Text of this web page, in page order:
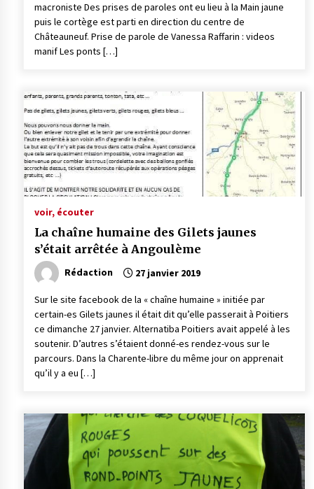
macroniste Des prises de paroles ont eu lieu à la Main jaune
puis le cortège est parti en direction du centre de
Châteauneuf. Prise de parole de Vanessa Raffarin : videos
manif Les ponts […]
voir, écouter
La chaîne humaine des Gilets jaunes
s’était arrêtée à Angoulème
Rédaction 27 janvier 2019
Sur le site facebook de la « chaîne humaine » initiée par
certain-es Gilets jaunes il était dit qu’elle passerait à Poitiers
ce dimanche 27 janvier. Alternatiba Poitiers avait appelé à les
soutenir. D’autres s’étaient donné-es rendez-vous sur le
parcours. Dans la Charente-libre du même jour on apprenait
qu’il y a eu […]